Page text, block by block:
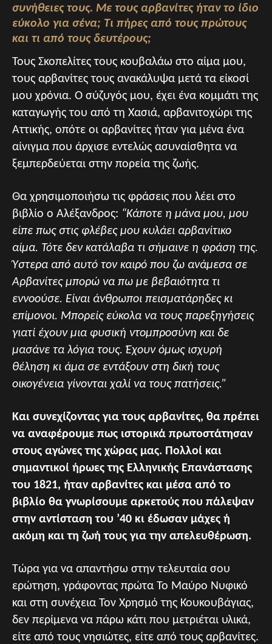
συνήθειες τους. Με τους αρβανίτες ήταν το ίδιο
εύκολο για σένα; Τι πήρες από τους πρώτους
και τι από τους δευτέρους;
Τους Σκοπελίτες τους κουβαλάω στο αίμα μου,
τους αρβανίτες τους ανακάλυψα μετά τα είκοσί
μου χρόνια. Ο σύζυγός μου, έχει ένα κομμάτι της
καταγωγής του από τη Χασιά, αρβανιτοχώρι της
Αττικής, οπότε οι αρβανίτες ήταν για μένα ένα
αίνιγμα που άρχισε εντελώς ασυναίσθητα να
ξεμπερδεύεται στην πορεία της ζωής.
Θα χρησιμοποιήσω τις φράσεις που λέει στο
βιβλίο ο Αλέξανδρος: “Κάποτε η μάνα μου, μου
είπε πως στις φλέβες μου κυλάει αρβανίτικο
αίμα. Τότε δεν κατάλαβα τι σήμαινε η φράση της.
Ύστερα από αυτό τον καιρό που ζω ανάμεσα σε
Αρβανίτες μπορώ να πω με βεβαιότητα τι
εννοούσε. Είναι άνθρωποι πεισματάρηδες κι
επίμονοι. Μπορείς εύκολα να τους παρεξηγήσεις
γιατί έχουν μια φυσική ντομπροσύνη και δε
μασάνε τα λόγια τους. Έχουν όμως ισχυρή
θέληση κι άμα σε εντάξουν στη δική τους
οικογένεια γίνονται χαλί να τους πατήσεις.”
Και συνεχίζοντας για τους αρβανίτες, θα πρέπει
να αναφέρουμε πως ιστορικά πρωτοστάτησαν
στους αγώνες της χώρας μας. Πολλοί και
σημαντικοί ήρωες της Ελληνικής Επανάστασης
του 1821, ήταν αρβανίτες και μέσα από το
βιβλίο θα γνωρίσουμε αρκετούς που πάλεψαν
στην αντίσταση του ’40 κι έδωσαν μάχες ή
ακόμη και τη ζωή τους για την απελευθέρωση.
Τώρα για να απαντήσω στην τελευταία σου
ερώτηση, γράφοντας πρώτα Το Μαύρο Νυφικό
και στη συνέχεια Τον Χρησμό της Κουκουβάγιας,
δεν περίμενα να πάρω κάτι που μετριέται υλικά,
είτε από τους νησιώτες, είτε από τους αρβανίτες.